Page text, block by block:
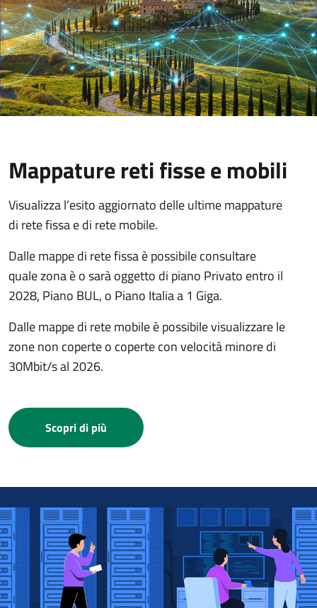
Mappature reti fisse e mobili
Visualizza l’esito aggiornato delle ultime mappature
di rete fissa e di rete mobile.
Dalle mappe di rete fissa è possibile consultare
quale zona è o sarà oggetto di piano Privato entro il
2028, Piano BUL, o Piano Italia a 1 Giga.
Dalle mappe di rete mobile è possibile visualizzare le
zone non coperte o coperte con velocità minore di
30Mbit/s al 2026.
Scopri di più